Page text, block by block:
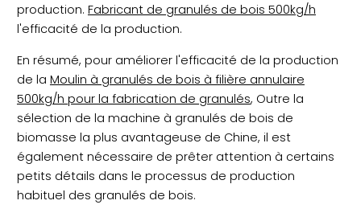
production. Fabricant de granulés de bois 500kg/h
l'efficacité de la production.
En résumé, pour améliorer l'efficacité de la production
de la Moulin à granulés de bois à filière annulaire
500kg/h pour la fabrication de granulés, Outre la
sélection de la machine à granulés de bois de
biomasse la plus avantageuse de Chine, il est
également nécessaire de prêter attention à certains
petits détails dans le processus de production
habituel des granulés de bois.